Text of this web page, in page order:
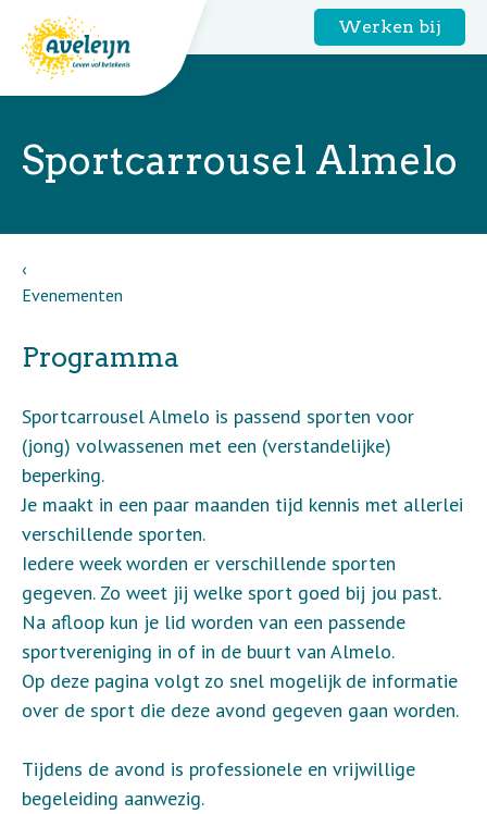
Werken bij
Sportcarrousel Almelo
Evenementen
Programma
Sportcarrousel Almelo is passend sporten voor
(jong) volwassenen met een (verstandelijke)
beperking.
Je maakt in een paar maanden tijd kennis met allerlei
verschillende sporten.
Iedere week worden er verschillende sporten
gegeven. Zo weet jij welke sport goed bij jou past.
Na afloop kun je lid worden van een passende
sportvereniging in of in de buurt van Almelo.
Op deze pagina volgt zo snel mogelijk de informatie
over de sport die deze avond gegeven gaan worden.
Tijdens de avond is professionele en vrijwillige
begeleiding aanwezig.